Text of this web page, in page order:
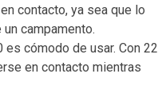
contacto, ya sea que lo
campamento.
cómodo de usar. Con 22
en contacto mientras